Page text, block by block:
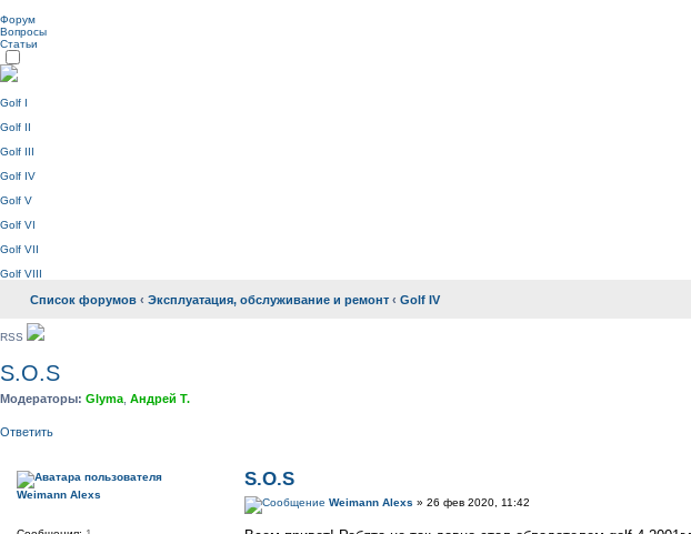
Форум
Вопросы
Статьи
Golf I
Golf II
Golf III
Golf IV
Golf V
Golf VI
Golf VII
Golf VIII
Список форумов ‹ Эксплуатация, обслуживание и ремонт ‹ Golf IV
RSS
S.O.S
Модераторы: Glyma Андрей Т.
Ответить
S.O.S
Weimann Alexs » 26 фев 2020, 11:42
Weimann Alexs